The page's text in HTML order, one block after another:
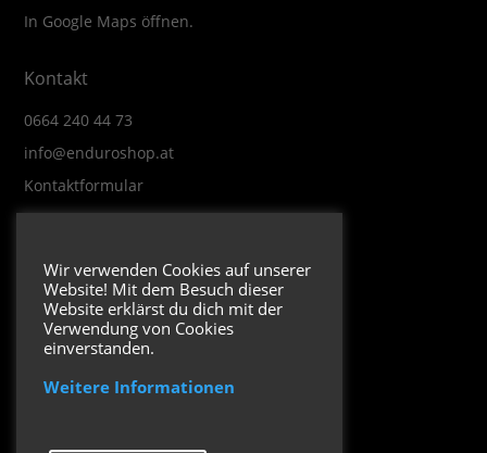
In Google Maps öffnen.
Kontakt
0664 240 44 73
info@enduroshop.at
Kontaktformular
Impressum
Datenschutzerklärung
Folge uns
Wir verwenden Cookies auf unserer
Website! Mit dem Besuch dieser
Website erklärst du dich mit der
Verwendung von Cookies
einverstanden.
Weitere Informationen